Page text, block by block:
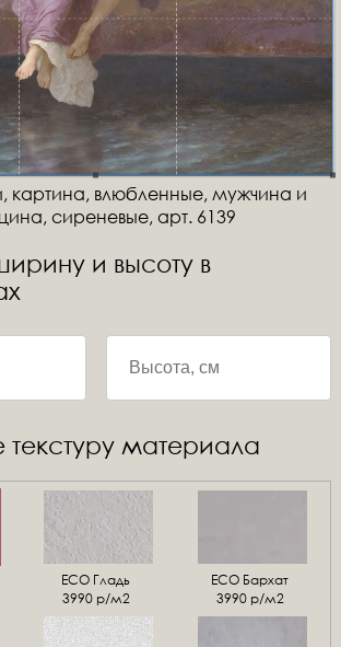
картина, влюбленные, мужчина и
сиреневые, арт. 6139
и высоту в
текстуру материала
ЕСО Гладь
3990 р/м2
ECO Бархат
3990 р/м2